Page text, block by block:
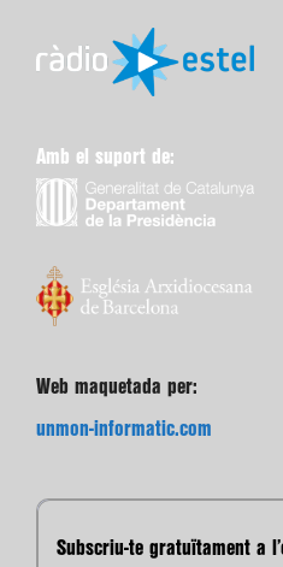
Amb el suport de:
Web maquetada per:
unmon-informatic.com
Subscriu-te gratuïtament a